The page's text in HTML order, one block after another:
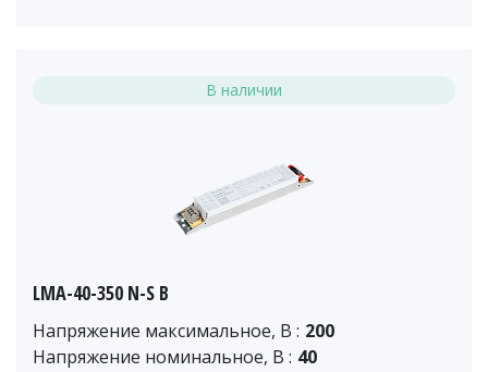
В наличии
LMA-40-350 N-S B
Напряжение максимальное, В : 200
Напряжение номинальное, В : 40